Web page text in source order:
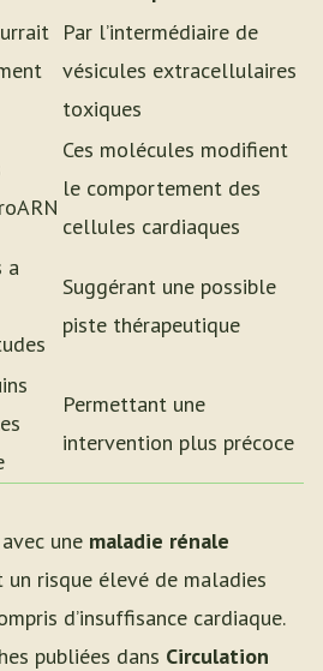
Par l’intermédiaire de
vésicules extracellulaires
toxiques
Ces molécules modifient
le comportement des
cellules cardiaques
a
Suggérant une possible
piste thérapeutique
Permettant une
intervention plus précoce
une maladie rénale
un risque élevé de maladies
d’insuffisance cardiaque.
publiées dans Circulation